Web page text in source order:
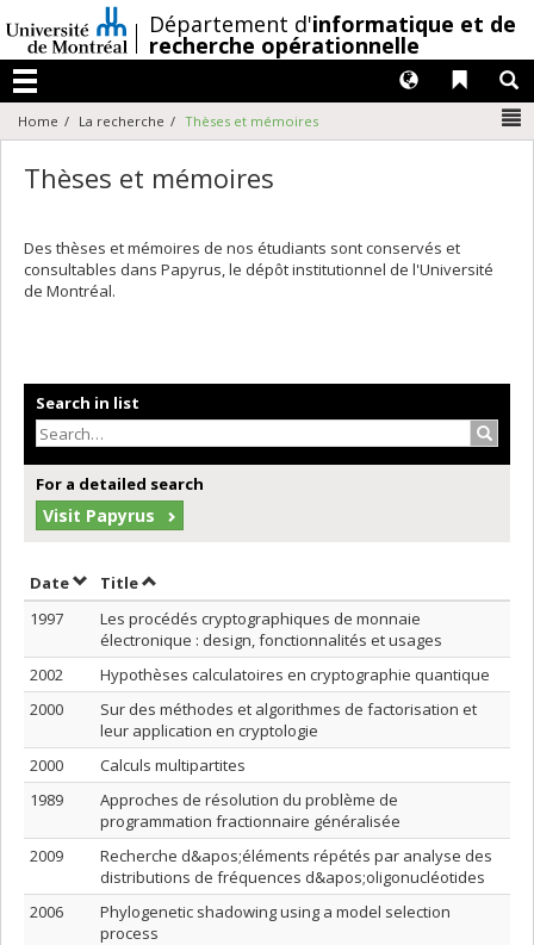
au
contenu
/Département d'informatique et de
recherche opérationnelle
Menu
Liens
Langues
Home La recherche Thèses et mémoires
Thèses et mémoires
Des thèses et mémoires de nos étudiants sont conservés et
consultables dans Papyrus, le dépôt institutionnel de l'Université
de Montréal.
Search in list
For a detailed search
Visit Papyrus
DateSort by date in ascending order
TitleSort by title in ascending order
1997
Les procédés cryptographiques de monnaie
électronique : design, fonctionnalités et usages
2002
Hypothèses calculatoires en cryptographie quantique
2000
Sur des méthodes et algorithmes de factorisation et
leur application en cryptologie
2000
Calculs multipartites
1989
Approches de résolution du problème de
programmation fractionnaire généralisée
2009
Recherche d&apos;éléments répétés par analyse des
distributions de fréquences d&apos;oligonucléotides
2006
Phylogenetic shadowing using a model selection
process